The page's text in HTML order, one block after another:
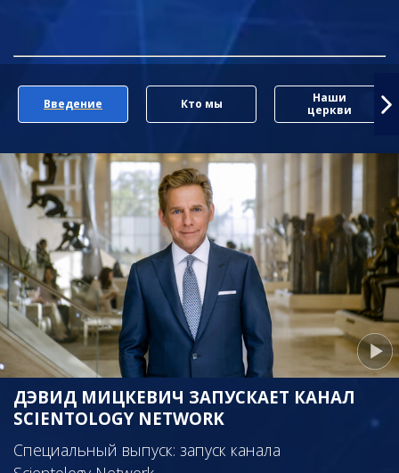
Введение Кто мы
Наши
церкви
ДЭВИД МИЦКЕВИЧ ЗАПУСКАЕТ КАНАЛ
SCIENTOLOGY NETWORK
Специальный выпуск: запуск канала